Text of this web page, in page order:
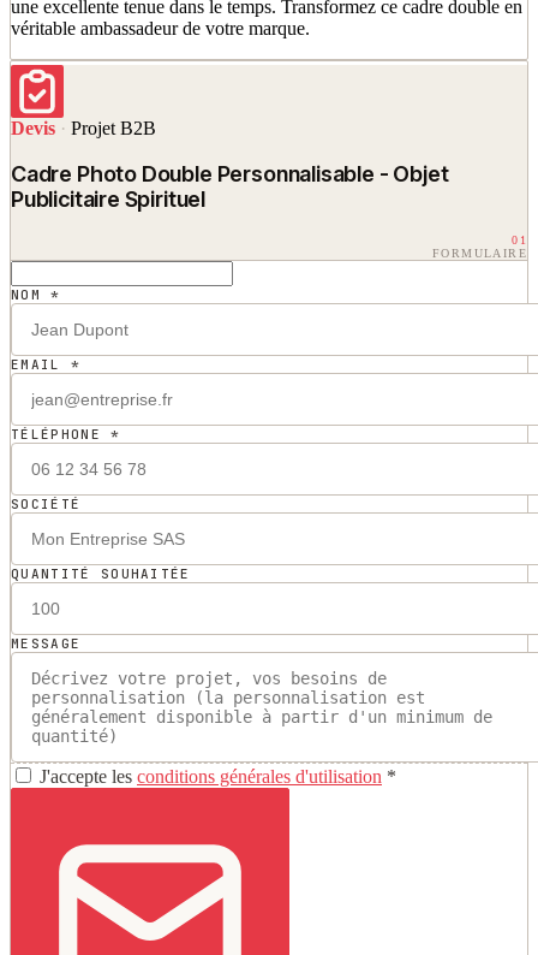
une excellente tenue dans le temps. Transformez ce cadre double en
véritable ambassadeur de votre marque.
Devis · Projet B2B
Cadre Photo Double Personnalisable - Objet
Publicitaire Spirituel
01
FORMULAIRE
NOM *
EMAIL *
TÉLÉPHONE *
SOCIÉTÉ
QUANTITÉ SOUHAITÉE
MESSAGE
J'accepte les conditions générales d'utilisation *